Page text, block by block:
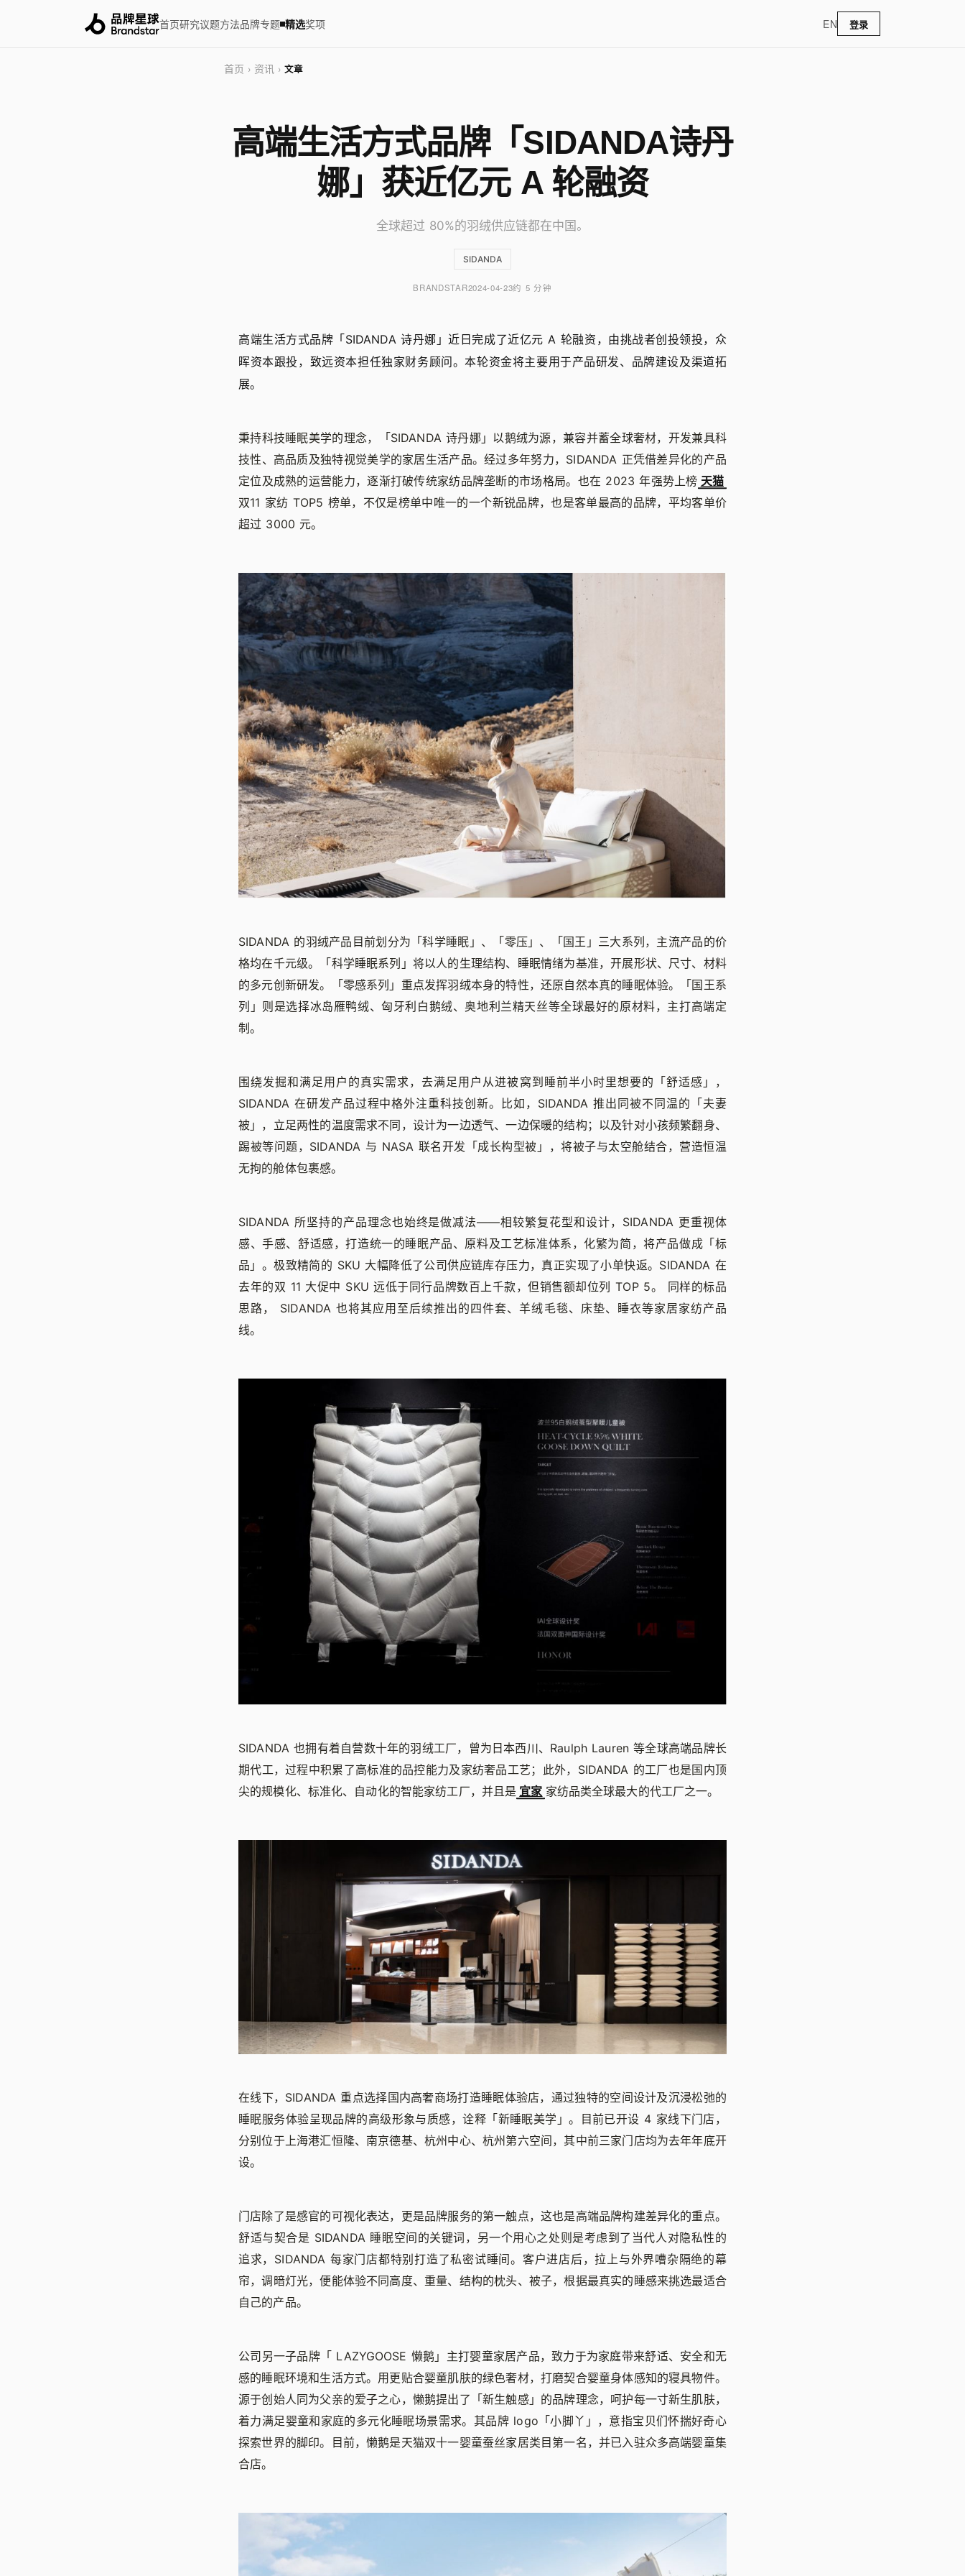
首页研究议题方法品牌专题 精选奖项 EN 登录
首页 › 资讯 › 文章
高端生活方式品牌「SIDANDA诗丹
娜」获近亿元 A 轮融资
全球超过 80%的羽绒供应链都在中国。
SIDANDA
BRANDSTAR2024-04-23约 5 分钟
高端生活方式品牌「SIDANDA 诗丹娜」近日完成了近亿元 A 轮融资，由挑战者创投领投，众
晖资本跟投，致远资本担任独家财务顾问。本轮资金将主要用于产品研发、品牌建设及渠道拓
展。
秉持科技睡眠美学的理念，「SIDANDA 诗丹娜」以鹅绒为源，兼容并蓄全球奢材，开发兼具科
技性、高品质及独特视觉美学的家居生活产品。经过多年努力，SIDANDA 正凭借差异化的产品
定位及成熟的运营能力，逐渐打破传统家纺品牌垄断的市场格局。也在 2023 年强势上榜 天猫
双11 家纺 TOP5 榜单，不仅是榜单中唯一的一个新锐品牌，也是客单最高的品牌，平均客单价
超过 3000 元。
SIDANDA 的羽绒产品目前划分为「科学睡眠」、「零压」、「国王」三大系列，主流产品的价
格均在千元级。「科学睡眠系列」将以人的生理结构、睡眠情绪为基准，开展形状、尺寸、材料
的多元创新研发。「零感系列」重点发挥羽绒本身的特性，还原自然本真的睡眠体验。「国王系
列」则是选择冰岛雁鸭绒、匈牙利白鹅绒、奥地利兰精天丝等全球最好的原材料，主打高端定
制。
围绕发掘和满足用户的真实需求，去满足用户从进被窝到睡前半小时里想要的「舒适感」，
SIDANDA 在研发产品过程中格外注重科技创新。比如，SIDANDA 推出同被不同温的「夫妻
被」，立足两性的温度需求不同，设计为一边透气、一边保暖的结构；以及针对小孩频繁翻身、
踢被等问题，SIDANDA 与 NASA 联名开发「成长构型被」，将被子与太空舱结合，营造恒温
无拘的舱体包裹感。
SIDANDA 所坚持的产品理念也始终是做减法——相较繁复花型和设计，SIDANDA 更重视体
感、手感、舒适感，打造统一的睡眠产品、原料及工艺标准体系，化繁为简，将产品做成「标
品」。极致精简的 SKU 大幅降低了公司供应链库存压力，真正实现了小单快返。SIDANDA 在
去年的双 11 大促中 SKU 远低于同行品牌数百上千款，但销售额却位列 TOP 5。 同样的标品
思路， SIDANDA 也将其应用至后续推出的四件套、羊绒毛毯、床垫、睡衣等家居家纺产品
线。
SIDANDA 也拥有着自营数十年的羽绒工厂，曾为日本西川、Raulph Lauren 等全球高端品牌长
期代工，过程中积累了高标准的品控能力及家纺奢品工艺；此外，SIDANDA 的工厂也是国内顶
尖的规模化、标准化、自动化的智能家纺工厂，并且是 宜家 家纺品类全球最大的代工厂之一。
在线下，SIDANDA 重点选择国内高奢商场打造睡眠体验店，通过独特的空间设计及沉浸松弛的
睡眠服务体验呈现品牌的高级形象与质感，诠释「新睡眠美学」。目前已开设 4 家线下门店，
分别位于上海港汇恒隆、南京德基、杭州中心、杭州第六空间，其中前三家门店均为去年年底开
设。
门店除了是感官的可视化表达，更是品牌服务的第一触点，这也是高端品牌构建差异化的重点。
舒适与契合是 SIDANDA 睡眠空间的关键词，另一个用心之处则是考虑到了当代人对隐私性的
追求，SIDANDA 每家门店都特别打造了私密试睡间。客户进店后，拉上与外界嘈杂隔绝的幕
帘，调暗灯光，便能体验不同高度、重量、结构的枕头、被子，根据最真实的睡感来挑选最适合
自己的产品。
公司另一子品牌「 LAZYGOOSE 懒鹅」主打婴童家居产品，致力于为家庭带来舒适、安全和无
感的睡眠环境和生活方式。用更贴合婴童肌肤的绿色奢材，打磨契合婴童身体感知的寝具物件。
源于创始人同为父亲的爱子之心，懒鹅提出了「新生触感」的品牌理念，呵护每一寸新生肌肤，
着力满足婴童和家庭的多元化睡眠场景需求。其品牌 logo「小脚丫」，意指宝贝们怀揣好奇心
探索世界的脚印。目前，懒鹅是天猫双十一婴童蚕丝家居类目第一名，并已入驻众多高端婴童集
合店。